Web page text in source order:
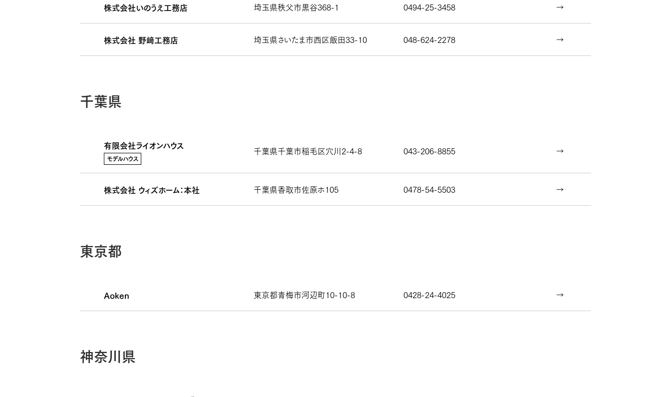
株式会社いのうえ工務店 埼玉県秩父市黒谷368-1 0494-25-3458
株式会社 野﨑工務店 埼玉県さいたま市西区飯田33-10 048-624-2278
千葉県
有限会社ライオンハウス
モデルハウス
千葉県千葉市稲毛区穴川2-4-8 043-206-8855
株式会社 ウィズホーム：本社 千葉県香取市佐原ホ105 0478-54-5503
東京都
Aoken 東京都青梅市河辺町10-10-8 0428-24-4025
神奈川県